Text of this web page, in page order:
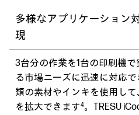
多様なアプリケーション
現
3台分の作業を1台の印刷機
る市場ニーズに迅速に対応
類の素材やインキを使用し
を拡大できます4。TRESU